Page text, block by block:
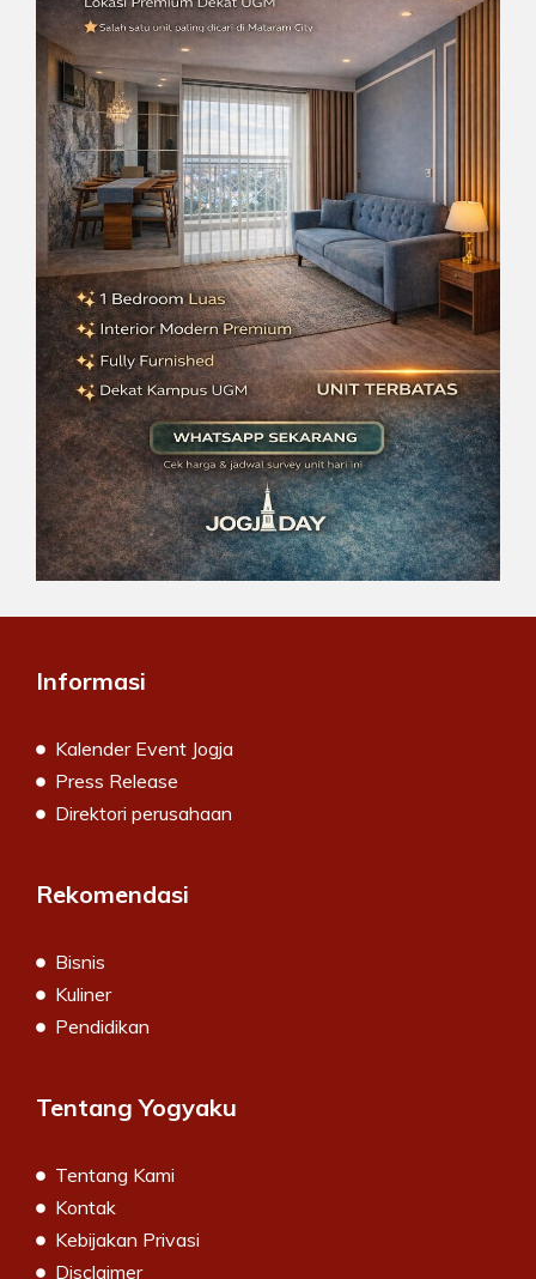
Informasi
Kalender Event Jogja
Press Release
Direktori perusahaan
Rekomendasi
Bisnis
Kuliner
Pendidikan
Tentang Yogyaku
Tentang Kami
Kontak
Kebijakan Privasi
Disclaimer